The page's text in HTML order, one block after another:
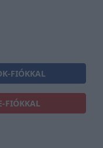
FIÓKKAL
FIÓKKAL